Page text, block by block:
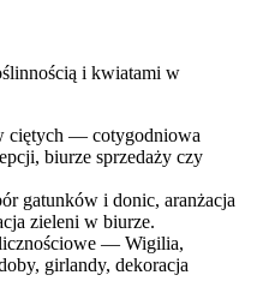
i kwiatami w
ciętych — cotygodniowa
biurze sprzedaży czy
gatunków i donic, aranżacja
zieleni w biurze.
— Wigilia,
girlandy, dekoracja